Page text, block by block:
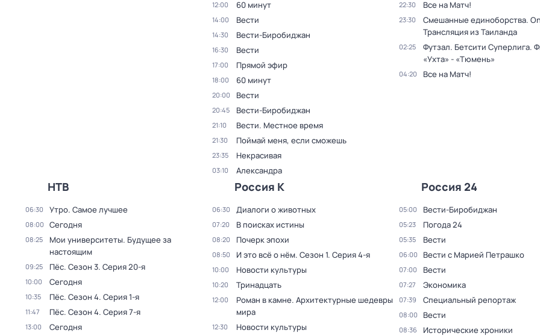
12:00 60 минут
14:00 Вести
14:30 Вести-Биробиджан
16:30 Вести
17:00 Прямой эфир
18:00 60 минут
20:00 Вести
20:45 Вести-Биробиджан
21:10 Вести. Местное время
21:30 Поймай меня, если сможешь
23:35 Некрасивая
03:10 Александра
22:30 Все на Матч!
23:30
Смешанные единоборства.
Трансляция из Таиланда
02:25
Футзал. Бетсити Суперлига.
«Ухта» - «Тюмень»
04:20 Все на Матч!
НТВ
06:30 Утро. Самое лучшее
08:00 Сегодня
08:25
Мои университеты. Будущее за
настоящим
09:25 Пёс. Сезон 3. Серия 20-я
10:00 Сегодня
10:35 Пёс. Сезон 4. Серия 1-я
11:47 Пёс. Сезон 4. Серия 7-я
13:00 Сегодня
Россия К
06:30 Диалоги о животных
07:20 В поисках истины
08:20 Почерк эпохи
08:50 И это всё о нём. Сезон 1. Серия 4-я
10:00 Новости культуры
10:20 Тринадцать
12:00
Роман в камне. Архитектурные шедевры
мира
12:30 Новости культуры
Россия 24
05:00 Вести-Биробиджан
05:23 Погода 24
05:35 Вести
06:00 Вести с Марией Петрашко
07:00 Вести
07:27 Экономика
07:39 Специальный репортаж
08:00 Вести
08:36 Исторические хроники